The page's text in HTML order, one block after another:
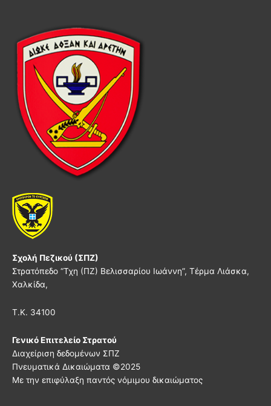
Σχολή Πεζικού (ΣΠΖ)
Στρατόπεδο “Τχη (ΠΖ) Βελισσαρίου Ιωάννη”, Τέρμα Λιάσκα,
Χαλκίδα,
Τ.Κ. 34100
Γενικό Επιτελείο Στρατού
Διαχείριση δεδομένων ΣΠΖ
Πνευματικά Δικαιώματα ©2025
Με την επιφύλαξη παντός νόμιμου δικαιώματος